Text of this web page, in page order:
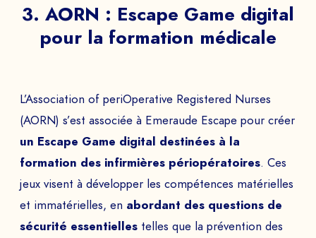
3. AORN : Escape Game digital
pour la formation médicale
L’Association of periOperative Registered Nurses
(AORN) s’est associée à Emeraude Escape pour créer
un Escape Game digital destinées à la
formation des infirmières périopératoires. Ces
jeux visent à développer les compétences matérielles
et immatérielles, en abordant des questions de
sécurité essentielles telles que la prévention des